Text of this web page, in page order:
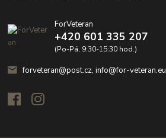
ForVeteran
+420 601 335 207
(Po-Pá, 9:30-15:30 hod.)
forveteran@post.cz, info@for-veteran.eu